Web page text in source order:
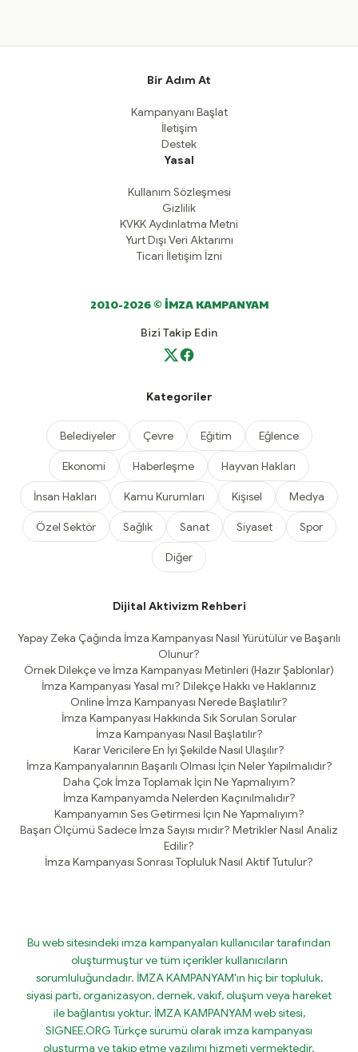
Bir Adım At
Kampanyanı Başlat
İletişim
Destek
Yasal
Kullanım Sözleşmesi
Gizlilik
KVKK Aydınlatma Metni
Yurt Dışı Veri Aktarımı
Ticari İletişim İzni
2010-2026 © İMZA KAMPANYAM
Bizi Takip Edin
Kategoriler
Belediyeler Çevre Eğitim Eğlence
Ekonomi Haberleşme Hayvan Hakları
İnsan Hakları Kamu Kurumları Kişisel Medya
Özel Sektör Sağlık Sanat Siyaset Spor
Diğer
Dijital Aktivizm Rehberi
Yapay Zeka Çağında İmza Kampanyası Nasıl Yürütülür ve Başarılı
Olunur?
Örnek Dilekçe ve İmza Kampanyası Metinleri (Hazır Şablonlar)
İmza Kampanyası Yasal mı? Dilekçe Hakkı ve Haklarınız
Online İmza Kampanyası Nerede Başlatılır?
İmza Kampanyası Hakkında Sık Sorulan Sorular
İmza Kampanyası Nasıl Başlatılır?
Karar Vericilere En İyi Şekilde Nasıl Ulaşılır?
İmza Kampanyalarının Başarılı Olması İçin Neler Yapılmalıdır?
Daha Çok İmza Toplamak İçin Ne Yapmalıyım?
İmza Kampanyamda Nelerden Kaçınılmalıdır?
Kampanyamın Ses Getirmesi İçin Ne Yapmalıyım?
Başarı Ölçümü Sadece İmza Sayısı mıdır? Metrikler Nasıl Analiz
Edilir?
İmza Kampanyası Sonrası Topluluk Nasıl Aktif Tutulur?
Bu web sitesindeki imza kampanyaları kullanıcılar tarafından
oluşturmuştur ve tüm içerikler kullanıcıların
sorumluluğundadır. İMZA KAMPANYAM'ın hiç bir topluluk,
siyasi parti, organizasyon, dernek, vakıf, oluşum veya hareket
ile bağlantısı yoktur. İMZA KAMPANYAM web sitesi,
SIGNEE.ORG Türkçe sürümü olarak imza kampanyası
oluşturma ve takip etme yazılımı hizmeti vermektedir.